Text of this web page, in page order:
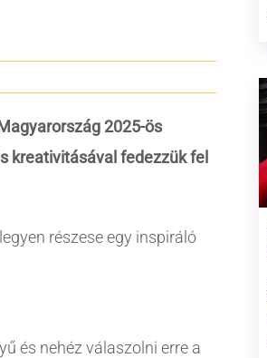
2025-ös
kreativitásával fedezzük fel
részese egy inspiráló
és nehéz válaszolni erre a